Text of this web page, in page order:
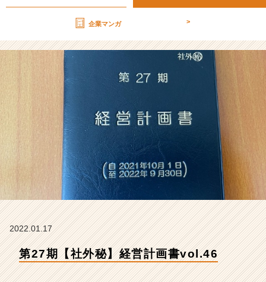
【株
式
会
ク
ッ
ク
工
業
の
タ
イ
ム
|
ベ
企業マンガ >
2022.01.17
第27期【社外秘】経営計画書vol.46